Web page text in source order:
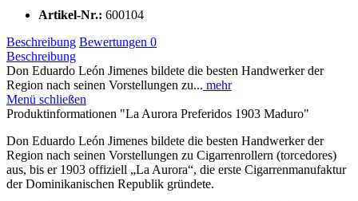
Artikel-Nr.: 600104
Beschreibung Bewertungen 0
Beschreibung
Don Eduardo León Jimenes bildete die besten Handwerker der
Region nach seinen Vorstellungen zu... mehr
Menü schließen
Produktinformationen "La Aurora Preferidos 1903 Maduro"
Don Eduardo León Jimenes bildete die besten Handwerker der
Region nach seinen Vorstellungen zu Cigarrenrollern (torcedores)
aus, bis er 1903 offiziell „La Aurora“, die erste Cigarrenmanufaktur
der Dominikanischen Republik gründete.